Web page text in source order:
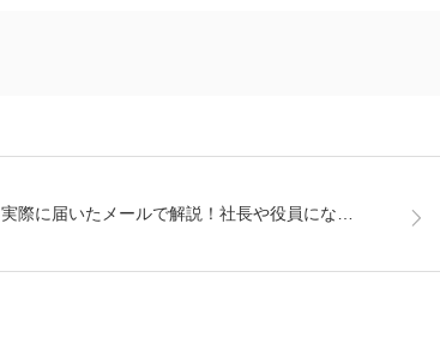
実際に届いたメールで解説！社長や役員にな…